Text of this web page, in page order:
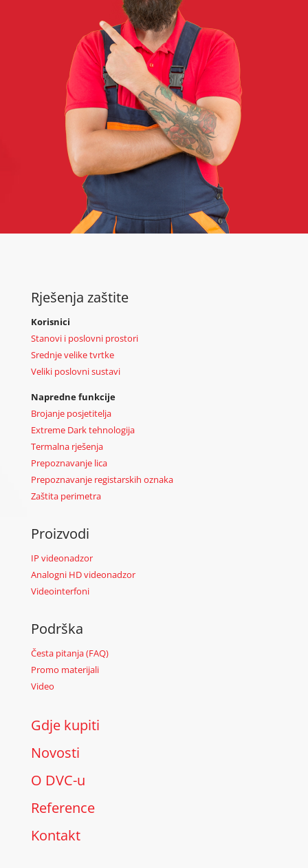
Rješenja zaštite
Korisnici
Stanovi i poslovni prostori
Srednje velike tvrtke
Veliki poslovni sustavi
Napredne funkcije
Brojanje posjetitelja
Extreme Dark tehnologija
Termalna rješenja
Prepoznavanje lica
Prepoznavanje registarskih oznaka
Zaštita perimetra
Proizvodi
IP videonadzor
Analogni HD videonadzor
Videointerfoni
Podrška
Česta pitanja (FAQ)
Promo materijali
Video
Gdje kupiti
Novosti
O DVC-u
Reference
Kontakt